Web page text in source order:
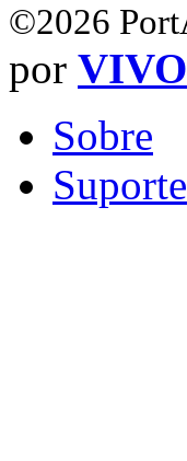
©2026
por VIVO
Sobre
Suporte